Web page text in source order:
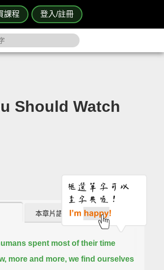
課程 登入/註冊
Should Watch
本章片語 (0)
spent most of their time
more and more, we find ourselves